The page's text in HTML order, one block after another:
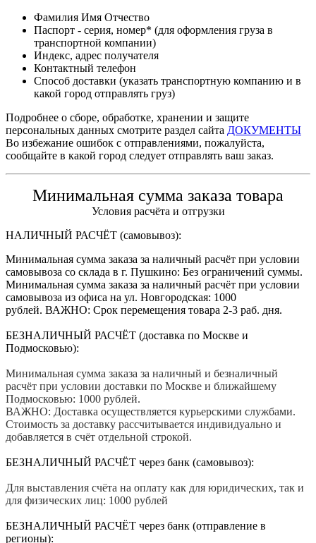
Фамилия Имя Отчество
Паспорт - серия, номер* (для оформления груза в
транспортной компании)
Индекс, адрес получателя
Контактный телефон
Способ доставки (указать транспортную компанию и в
какой город отправлять груз)
Подробнее о сборе, обработке, хранении и защите
персональных данных смотрите раздел сайта ДОКУМЕНТЫ
Во избежание ошибок с отправлениями, пожалуйста,
сообщайте в какой город следует отправлять ваш заказ.
Минимальная сумма заказа товара
Условия расчёта и отгрузки
НАЛИЧНЫЙ РАСЧЁТ (самовывоз):
Минимальная сумма заказа за наличный расчёт при условии
самовывоза со склада в г. Пушкино: Без ограничений суммы.
Минимальная сумма заказа за наличный расчёт при условии
самовывоза из офиса на ул. Новгородская: 1000
рублей. ВАЖНО: Срок перемещения товара 2-3 раб. дня.
БЕЗНАЛИЧНЫЙ РАСЧЁТ (доставка по Москве и
Подмосковью):
Минимальная сумма заказа за наличный и безналичный
расчёт при условии доставки по Москве и ближайшему
Подмосковью: 1000 рублей.
ВАЖНО: Доставка осуществляется курьерскими службами.
Стоимость за доставку рассчитывается индивидуально и
добавляется в счёт отдельной строкой.
БЕЗНАЛИЧНЫЙ РАСЧЁТ через банк (самовывоз):
Для выставления счёта на оплату как для юридических, так и
для физических лиц: 1000 рублей
БЕЗНАЛИЧНЫЙ РАСЧЁТ через банк (отправление в
регионы):